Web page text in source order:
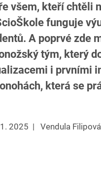
všem, kteří chtěli
funguje
A poprvé zde
tým, který
i prvními
která se
2025 | Vendula Filipová